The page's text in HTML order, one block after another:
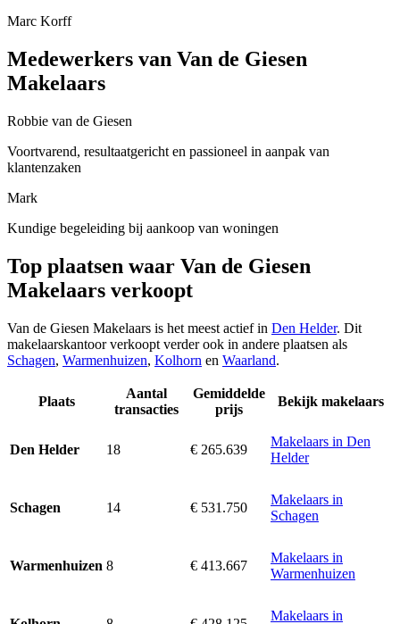
Marc Korff
Medewerkers van Van de Giesen
Makelaars
Robbie van de Giesen
Voortvarend, resultaatgericht en passioneel in aanpak van
klantenzaken
Mark
Kundige begeleiding bij aankoop van woningen
Top plaatsen waar Van de Giesen
Makelaars verkoopt
Van de Giesen Makelaars is het meest actief in Den Helder. Dit
makelaarskantoor verkoopt verder ook in andere plaatsen als
Schagen, Warmenhuizen, Kolhorn en Waarland.
Plaats
Aantal
transacties
Gemiddelde
prijs
Bekijk makelaars
Den Helder 18 € 265.639
Makelaars in Den
Helder
Schagen 14 € 531.750
Makelaars in
Schagen
Warmenhuizen 8 € 413.667
Makelaars in
Warmenhuizen
Makelaars in